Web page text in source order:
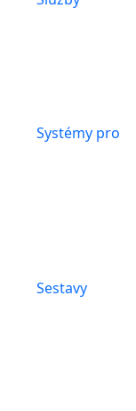
Systémy pro
Sestavy